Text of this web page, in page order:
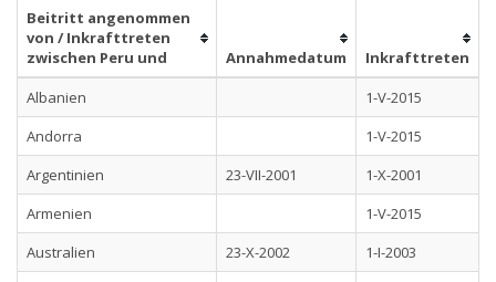
Beitritt angenommen
von / Inkrafttreten
zwischen Peru und
Annahmedatum
Inkrafttreten
Albanien
1-V-2015
Andorra
1-V-2015
Argentinien
23-VII-2001
1-X-2001
Armenien
1-V-2015
Australien
23-X-2002
1-I-2003